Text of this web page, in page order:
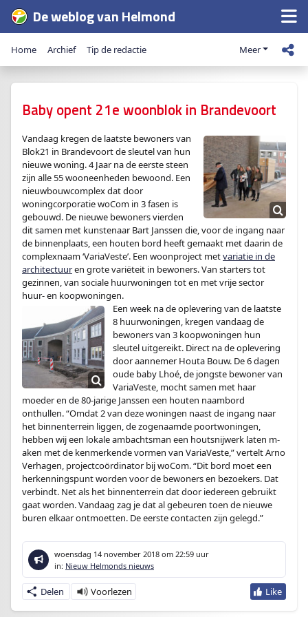
De weblog van Helmond
Home Archief Tip de redactie Meer
Baby opent 21e woonblok in Brandevoort
Vandaag kregen de laatste bewoners van
Blok21 in Brandevoort de sleutel van hun
nieuwe woning. 4 Jaar na de eerste steen
zijn alle 55 wooneenheden bewoond. Een
nieuwbouwcomplex dat door
woningcorporatie woCom in 3 fasen is
gebouwd. De nieuwe bewoners vierden
dit samen met kunstenaar Bart Janssen die, voor de ingang naar
de binnenplaats, een houten bord heeft gemaakt met daarin de
complexnaam ‘VariaVeste’. Een woonproject metvariatie in de
architectuuren grote variëteit in bewoners. Van starters tot
gezinnen, van sociale huurwoningen tot en met vrije sector
huur- en koopwoningen.
Een week na de oplevering van de laatste
8 huurwoningen, kregen vandaag de
bewoners van 3 koopwoningen hun
sleutel uitgereikt. Direct na de oplevering
door aannemer Houta Bouw. De 6 dagen
oude baby Lhoé, de jongste bewoner van
VariaVeste, mocht samen met haar
moeder en de 80-jarige Janssen een houten naambord
onthullen. “Omdat 2 van deze woningen naast de ingang naar
het binnenterrein liggen, de zogenaamde poortwoningen,
hebben wij een lokale ambachtsman een houtsnijwerk laten m­­­
aken met de kenmerkende vormen van VariaVeste,” vertelt Arno
Verhagen, projectcoördinator bij woCom. “Dit bord moet een
herkenningspunt worden voor de bewoners en bezoekers. Dat
verbindt. Net als het binnenterrein dat door iedereen gebruikt
gaat worden. Vandaag zag je dat al gebeuren toen de nieuwe
buren elkaar ontmoetten. De eerste contacten zijn gelegd.”
woensdag 14 november 2018 om 22:59 uur
in: Nieuw Helmonds nieuws
Delen